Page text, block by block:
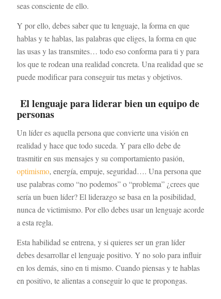
seas consciente de ello.
Y por ello, debes saber que tu lenguaje, la forma en que
hablas y te hablas, las palabras que eliges, la forma en que
las usas y las transmites… todo eso conforma para ti y para
los que te rodean una realidad concreta. Una realidad que se
puede modificar para conseguir tus metas y objetivos.
El lenguaje para liderar bien un equipo de
personas
Un líder es aquella persona que convierte una visión en
realidad y hace que todo suceda. Y para ello debe de
trasmitir en sus mensajes y su comportamiento pasión,
optimismo, energía, empuje, seguridad…. Una persona que
use palabras como “no podemos” o “problema” ¿crees que
sería un buen líder? El liderazgo se basa en la posibilidad,
nunca de victimismo. Por ello debes usar un lenguaje acorde
a esta regla.
Esta habilidad se entrena, y si quieres ser un gran líder
debes desarrollar el lenguaje positivo. Y no solo para influir
en los demás, sino en ti mismo. Cuando piensas y te hablas
en positivo, te alientas a conseguir lo que te propongas.